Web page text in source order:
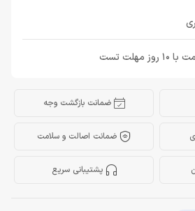
تست
ضمانت بازگشت وجه
ضمانت اصالت و سلامت
پشتیبانی سریع